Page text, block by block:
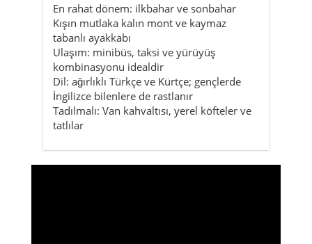
En rahat dönem: ilkbahar ve sonbahar
Kışın mutlaka kalın mont ve kaymaz
tabanlı ayakkabı
Ulaşım: minibüs, taksi ve yürüyüş
kombinasyonu idealdir
Dil: ağırlıklı Türkçe ve Kürtçe; gençlerde
İngilizce bilenlere de rastlanır
Tadılmalı: Van kahvaltısı, yerel köfteler ve
tatlılar